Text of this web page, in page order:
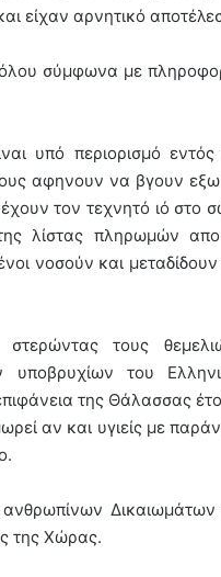
είχαν αρνητικό
σύμφωνα με
υπό περιορισμό εντός
αφηνουν να βγουν
τον τεχνητό ιό στο
λίστας πληρωμών απο
νοσούν και
τους
του
της Θάλασσας
αν και υγιείς με
Δικαιωμάτων
της Χώρας.